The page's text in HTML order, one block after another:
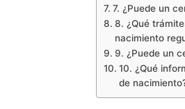
7. ¿Puede un
8. ¿Qué
nacimiento
9. ¿Puede un
10. ¿Qué
de